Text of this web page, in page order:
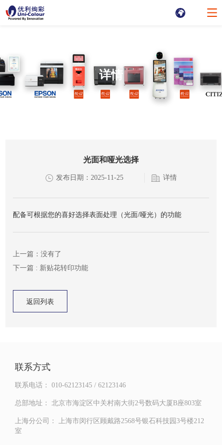
详情
光面和哑光选择
发布日期：2025-11-25 详情
配备可根据您的喜好选择表面处理（光面/哑光）的功能
上一篇：没有了
下一篇 : 新贴花转印功能
返回列表
联系方式
联系电话： 010-62123145 / 62123146
总部地址： 北京市海淀区中关村南大街2号数码大厦B座803室
上海分公司：
上海市闵行区顾戴路2568号银石科技园3号楼212
室